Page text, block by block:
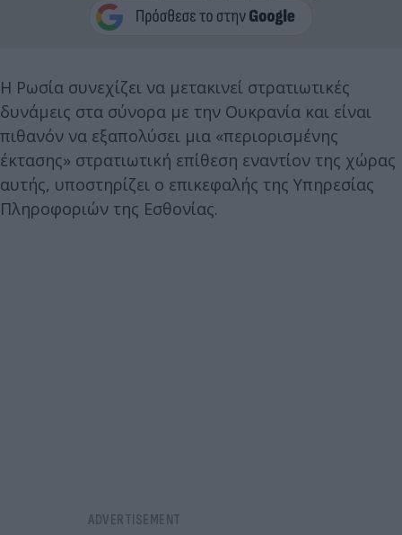
Η Ρωσία συνεχίζει να μετακινεί στρατιωτικές
δυνάμεις στα σύνορα με την Ουκρανία και είναι
πιθανόν να εξαπολύσει μια «περιορισμένης
έκτασης» στρατιωτική επίθεση εναντίον της χώρας
αυτής, υποστηρίζει ο επικεφαλής της Υπηρεσίας
Πληροφοριών της Εσθονίας.